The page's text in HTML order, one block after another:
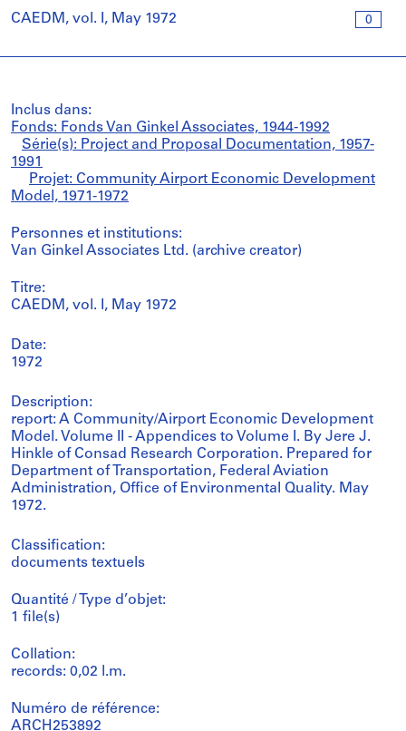
0
CAEDM, vol. I, May 1972
Inclus dans:
Fonds: Fonds Van Ginkel Associates, 1944-1992
Série(s): Project and Proposal Documentation, 1957-
1991
Projet: Community Airport Economic Development
Model, 1971-1972
Personnes et institutions:
Van Ginkel Associates Ltd. (archive creator)
Titre:
CAEDM, vol. I, May 1972
Date:
1972
Description:
report: A Community/Airport Economic Development
Model. Volume II - Appendices to Volume I. By Jere J.
Hinkle of Consad Research Corporation. Prepared for
Department of Transportation, Federal Aviation
Administration, Office of Environmental Quality. May
1972.
Classification:
documents textuels
Quantité / Type d’objet:
1 file(s)
Collation:
records: 0,02 l.m.
Numéro de référence:
ARCH253892